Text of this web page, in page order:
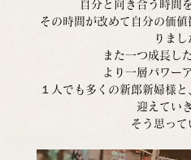
自分と向き合う時間
その時間が改めて自分の価
りまし
また一つ成長し
より一層パワー
１人でも多くの新郎新婦様
迎えてい
そう思って